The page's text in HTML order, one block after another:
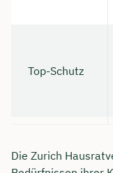
Top-Schutz
Die Zurich